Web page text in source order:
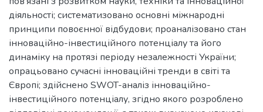
діяльності; систематизовано основні міжнародні
принципи повоєнної відбудови; проаналізовано стан
інноваційно-інвестиційного потенціалу та його
динаміку на протязі періоду незалежності України;
опрацьовано сучасні інноваційні тренди в світі та
Європі; здійснено SWOT-аналіз інноваційно-
інвестиційного потенціалу, згідно якого розроблено